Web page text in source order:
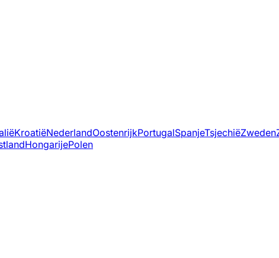
KroatiëNederlandOostenrijkPortugalSpanjeTsjechiëZweden
HongarijePolen